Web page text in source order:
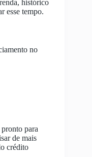
histórico
esse tempo.
no
para
de mais
crédito